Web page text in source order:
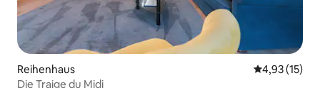
Reihenhaus
4,93 (15)
Die Traige du Midi